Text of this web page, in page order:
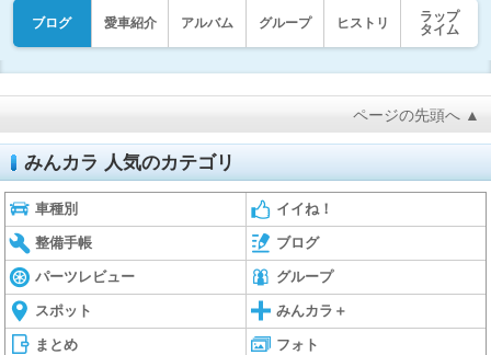
ブログ 愛車紹介 アルバム グループ ヒストリ
ラップ
タイム
ページの先頭へ ▲
みんカラ 人気のカテゴリ
車種別 イイね！
整備手帳 ブログ
パーツレビュー グループ
スポット みんカラ＋
まとめ フォト